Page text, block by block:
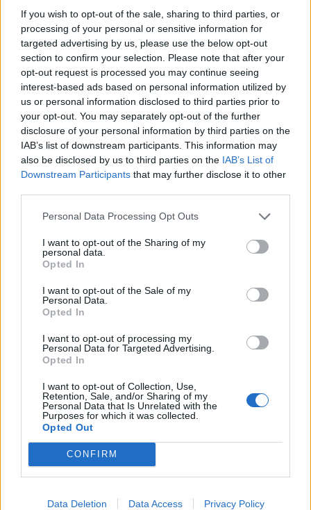
If you wish to opt-out of the sale, sharing to third parties, or
processing of your personal or sensitive information for
targeted advertising by us, please use the below opt-out
section to confirm your selection. Please note that after your
opt-out request is processed you may continue seeing
interest-based ads based on personal information utilized by
us or personal information disclosed to third parties prior to
your opt-out. You may separately opt-out of the further
disclosure of your personal information by third parties on the
IAB’s list of downstream participants. This information may
also be disclosed by us to third parties on the IAB’s List of
Downstream Participants that may further disclose it to other
Personal Data Processing Opt Outs
I want to opt-out of the Sharing of my
personal data.
Opted In
I want to opt-out of the Sale of my
Personal Data.
Opted In
I want to opt-out of processing my
Personal Data for Targeted Advertising.
Opted In
I want to opt-out of Collection, Use,
Retention, Sale, and/or Sharing of my
Personal Data that Is Unrelated with the
Purposes for which it was collected.
Opted Out
CONFIRM
Data Deletion Data Access Privacy Policy
Χανιά: Αυτοψία στα έργα στον ΒΟΑΚ
από τον υπουργό Υποδομών
6 Αυγούστου 2026 17:25
ΕΛΛΑΔΑ
Νέα ταυτότητα: Ποιους φορείς
πρέπει να ενημερώσετε μετά την
εκδόσή της
6 Αυγούστου 2026 17:20
ΕΝΔΙΑΦΕΡΟΝΤΑ
Αυτά είναι τα δέντρα που βοηθούν
από τις φωτιές
6 Αυγούστου 2026 17:16
ΓΕΎΣΗ - ΨΥΧΑΓΩΓΊΑ
Σύκο: Το φρούτο με τα μυστικά που
6 Αυγούστου 2026 17:11
Δημοφιλή αυτή την εβδομάδα